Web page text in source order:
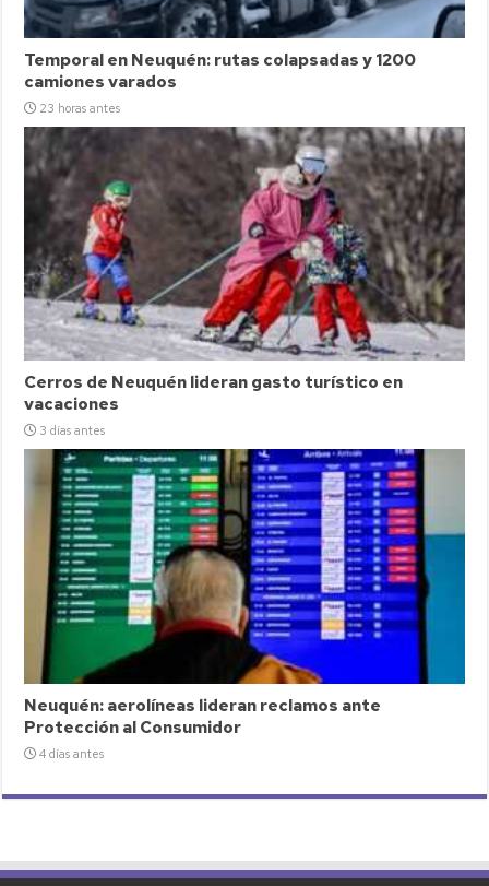
Temporal en Neuquén: rutas colapsadas y 1200
camiones varados
23 horas antes
Cerros de Neuquén lideran gasto turístico en
vacaciones
3 días antes
Neuquén: aerolíneas lideran reclamos ante
Protección al Consumidor
4 días antes